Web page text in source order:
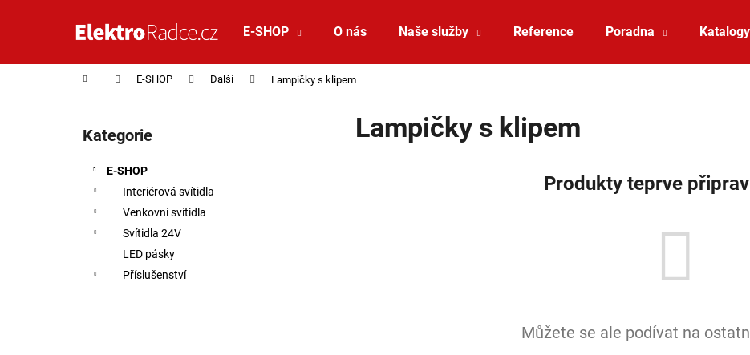
E-SHOP O nás Naše služby Reference Poradna Katalogy
Domů E-SHOP Další Lampičky s klipem
Přeskočit kategorie
Kategorie
E-SHOP
Interiérová svítidla
Venkovní svítidla
Svítidla 24V
LED pásky
Příslušenství
Lampičky s klipem
Produkty teprve
Můžete se ale podívat na
Zpět
do
Zpět
do